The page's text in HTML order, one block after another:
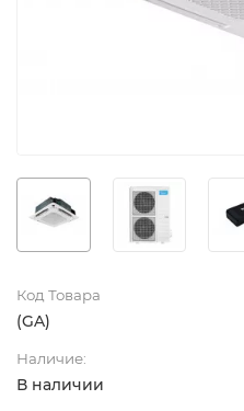
Код Товара
(GA)
Наличие:
В наличии